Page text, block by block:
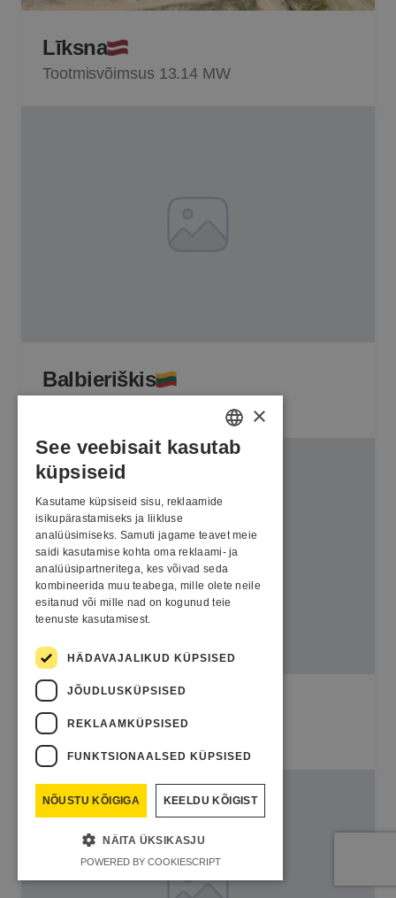
Līksna
Tootmisvõimsus 13.14 MW
Balbieriškis
Dainiai 2
Tootmisvõimsus 5 MW
ESTONIAN
LITHUANIAN
×
See veebisait kasutab
küpsiseid
Kasutame küpsiseid sisu, reklaamide
isikupärastamiseks ja liikluse
analüüsimiseks. Samuti jagame teavet meie
saidi kasutamise kohta oma reklaami- ja
analüüsipartneritega, kes võivad seda
kombineerida muu teabega, mille olete neile
esitanud või mille nad on kogunud teie
teenuste kasutamisest.
HÄDAVAJALIKUD KÜPSISED
JÕUDLUSKÜPSISED
REKLAAMKÜPSISED
FUNKTSIONAALSED KÜPSISED
NÕUSTU KÕIGIGA KEELDU KÕIGIST
NÄITA ÜKSIKASJU
POWERED BY COOKIESCRIPT